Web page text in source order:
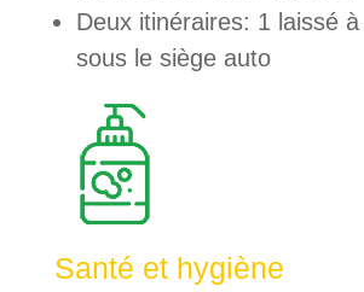
Deux itinéraires: 1 laissé
sous le siège auto
Santé et hygiène